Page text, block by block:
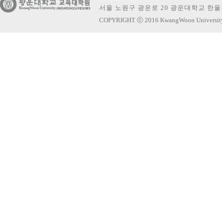
서울 노원구 광운로 20 광운대학교 한
COPYRIGHT ⓒ 2016 KwangWoon